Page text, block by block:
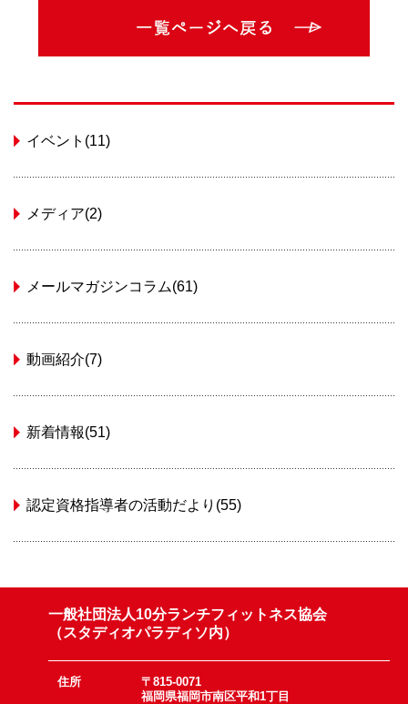
イベント(11)
メディア(2)
メールマガジンコラム(61)
動画紹介(7)
新着情報(51)
認定資格指導者の活動だより(55)
一般社団法人10分ランチフィットネス協会
（スタディオパラディソ内）
住所
〒815-0071
福岡県福岡市南区平和1丁目